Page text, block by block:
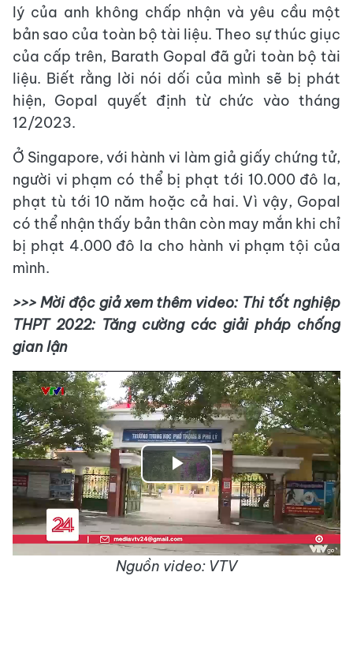
lý của anh không chấp nhận và yêu cầu một
bản sao của toàn bộ tài liệu. Theo sự thúc giục
của cấp trên, Barath Gopal đã gửi toàn bộ tài
liệu. Biết rằng lời nói dối của mình sẽ bị phát
hiện, Gopal quyết định từ chức vào tháng
12/2023.
Ở Singapore, với hành vi làm giả giấy chứng tử,
người vi phạm có thể bị phạt tới 10.000 đô la,
phạt tù tới 10 năm hoặc cả hai. Vì vậy, Gopal
có thể nhận thấy bản thân còn may mắn khi chỉ
bị phạt 4.000 đô la cho hành vi phạm tội của
mình.
>>> Mời độc giả xem thêm video: Thi tốt nghiệp
THPT 2022: Tăng cường các giải pháp chống
gian lận
Play
Video
Nguồn video: VTV